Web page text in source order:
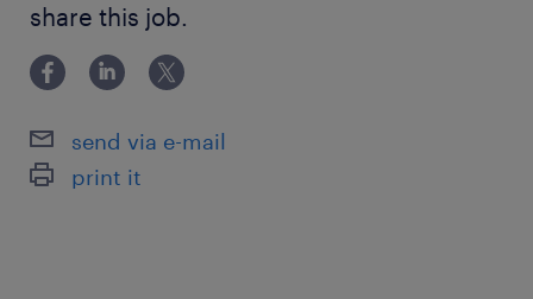
・英語が好きな方、毎日英語にふれていたい方
・チームワークやメンバーと協力して進めること
のできる方
方
・短時間勤務を希望する場合、社内のルールに基
は 英検2級以上 ・MS Officeスキル(Excel・Word・
PPT) ・基本的なビジネスマナー ・英語が好きな方、毎
日英語にふれていたい
share this job.
send via e-mail
print it